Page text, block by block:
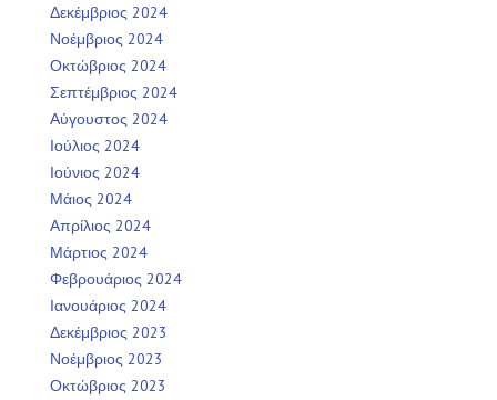
Δεκέμβριος 2024
Νοέμβριος 2024
Οκτώβριος 2024
Σεπτέμβριος 2024
Αύγουστος 2024
Ιούλιος 2024
Ιούνιος 2024
Μάιος 2024
Απρίλιος 2024
Μάρτιος 2024
Φεβρουάριος 2024
Ιανουάριος 2024
Δεκέμβριος 2023
Νοέμβριος 2023
Οκτώβριος 2023